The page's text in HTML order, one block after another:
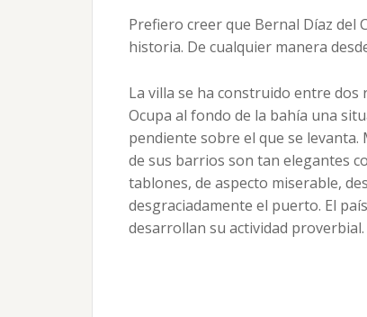
Prefiero creer que Bernal Díaz del
historia. De cualquier manera
La villa se ha construido entre dos
Ocupa al fondo de la bahía una
pendiente sobre el que se levanta.
de sus barrios son tan elegantes
tablones, de aspecto miserable,
desgraciadamente el puerto. El
desarrollan su actividad proverbial.